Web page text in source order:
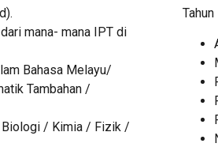
mana- mana IPT di
Bahasa Melayu/
Tambahan /
Biologi / Kimia / Fizik /
Tahun